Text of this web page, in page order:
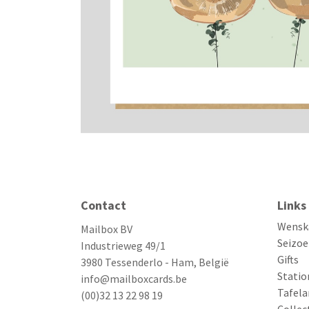
Contact
Mailbox BV
Industrieweg 49/1
3980 Tessenderlo - Ham, België
info@mailboxcards.be
(00)32 13 22 98 19
Links
Gifts